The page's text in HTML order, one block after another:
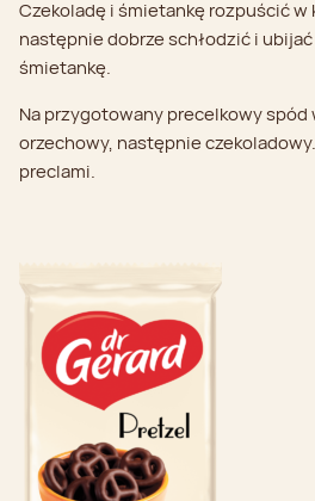
Czekoladę i śmietankę rozpuścić w
następnie dobrze schłodzić i ubijać
śmietankę.
Na przygotowany precelkowy spód
orzechowy, następnie
preclami.